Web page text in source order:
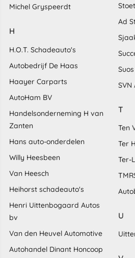
Michel Gryspeerdt
H
H.O.T. Schadeauto's
Autobedrijf De Haas
Haayer Carparts
AutoHam BV
Handelsonderneming H van
Zanten
Hans auto-onderdelen
Willy Heesbeen
Van Heesch
Heihorst schadeauto's
Henri Uittenbogaard Autos
bv
Van den Heuvel Automotive
Autohandel Dinant Honcoop
Ad
T
Ten
Ter
Ter-
U